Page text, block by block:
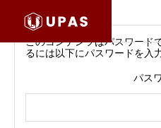
このコンテンツはパスワード
るには以下にパスワードを入
パス